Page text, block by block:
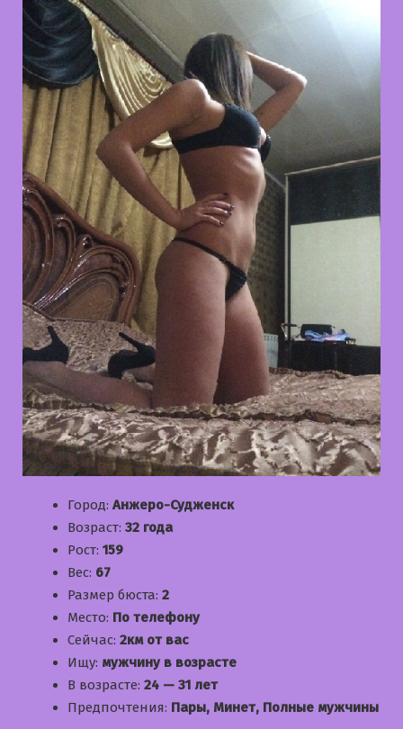
Город: Анжеро-Судженск
Возраст: 32 года
Рост: 159
Вес: 67
Размер бюста: 2
Место: По телефону
Сейчас: 2км от вас
Ищу: мужчину в возрасте
В возрасте: 24 — 31 лет
Предпочтения: Пары, Минет, Полные мужчины